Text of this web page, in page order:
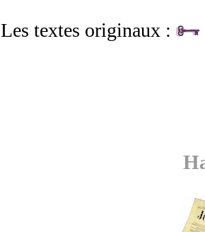
Les textes originaux :